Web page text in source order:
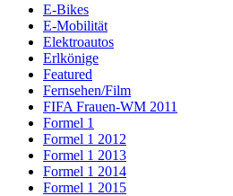
E-Bikes
E-Mobilität
Elektroautos
Erlkönige
Featured
Fernsehen/Film
FIFA Frauen-WM 2011
Formel 1
Formel 1 2012
Formel 1 2013
Formel 1 2014
Formel 1 2015